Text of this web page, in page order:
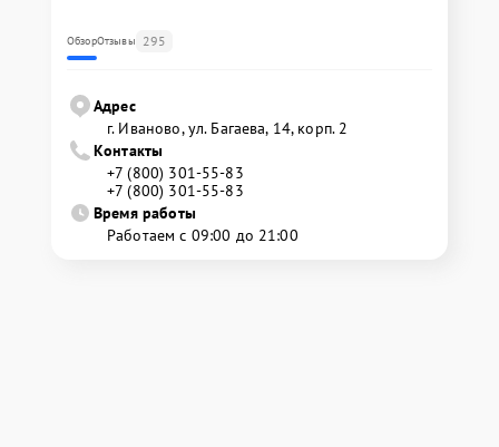
ОбзорОтзывы 295
Адрес
г. Иваново, ул. Багаева, 14, корп. 2
Контакты
+7 (800) 301-55-83
+7 (800) 301-55-83
Время работы
Работаем с 09:00 до 21:00